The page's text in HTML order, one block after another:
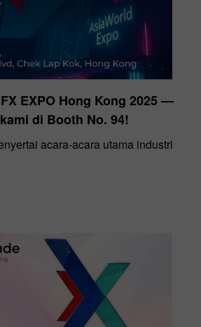
EXPO Hong Kong 2025 —
di Booth No. 94!
acara-acara utama industri